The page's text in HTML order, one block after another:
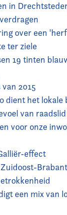
in
over een
ter ziele
19 tinten
2015
dient het lokale
van
voor onze
effect
een mix van